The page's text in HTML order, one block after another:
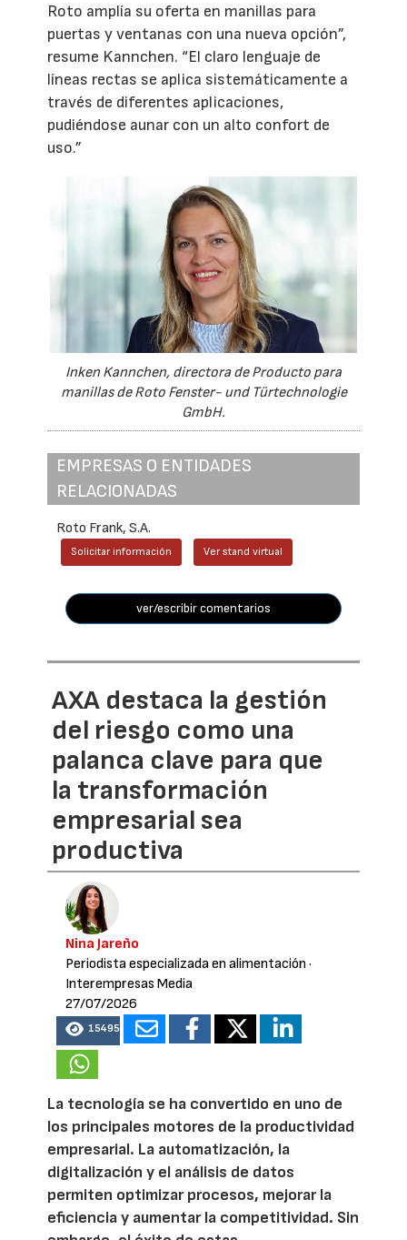
Roto amplía su oferta en manillas para
puertas y ventanas con una nueva opción”,
resume Kannchen. “El claro lenguaje de
líneas rectas se aplica sistemáticamente a
través de diferentes aplicaciones,
pudiéndose aunar con un alto confort de
uso.”
Inken Kannchen, directora de Producto para
manillas de Roto Fenster- und Türtechnologie
GmbH.
EMPRESAS O ENTIDADES
RELACIONADAS
Roto Frank, S.A.
Solicitar información Ver stand virtual
ver/escribir comentarios
AXA destaca la gestión
del riesgo como una
palanca clave para que
la transformación
empresarial sea
productiva
Nina Jareño
Periodista especializada en alimentación ·
Interempresas Media
27/07/2026
15495
La tecnología se ha convertido en uno de
los principales motores de la productividad
empresarial. La automatización, la
digitalización y el análisis de datos
permiten optimizar procesos, mejorar la
eficiencia y aumentar la competitividad. Sin